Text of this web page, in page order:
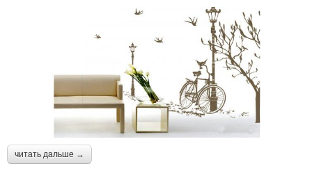
читать дальше →